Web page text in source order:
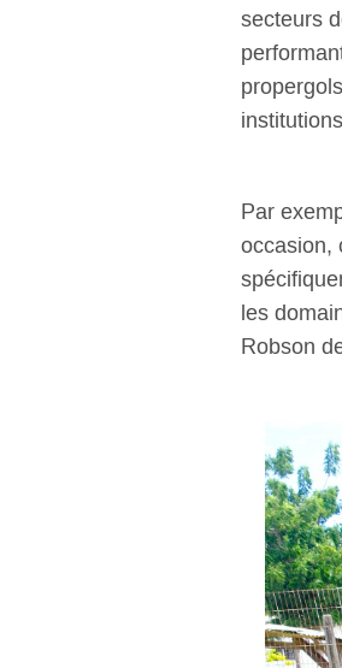
secteurs
Par
occasion,
les
Robson